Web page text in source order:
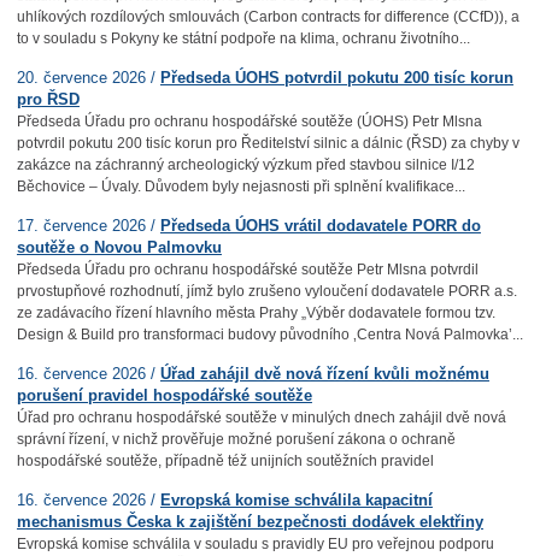
uhlíkových rozdílových smlouvách (Carbon contracts for difference (CCfD)), a
to v souladu s Pokyny ke státní podpoře na klima, ochranu životního...
20. července 2026 / Předseda ÚOHS potvrdil pokutu 200 tisíc korun
pro ŘSD
Předseda Úřadu pro ochranu hospodářské soutěže (ÚOHS) Petr Mlsna
potvrdil pokutu 200 tisíc korun pro Ředitelství silnic a dálnic (ŘSD) za chyby v
zakázce na záchranný archeologický výzkum před stavbou silnice I/12
Běchovice – Úvaly. Důvodem byly nejasnosti při splnění kvalifikace...
17. července 2026 / Předseda ÚOHS vrátil dodavatele PORR do
soutěže o Novou Palmovku
Předseda Úřadu pro ochranu hospodářské soutěže Petr Mlsna potvrdil
prvostupňové rozhodnutí, jímž bylo zrušeno vyloučení dodavatele PORR a.s.
ze zadávacího řízení hlavního města Prahy „Výběr dodavatele formou tzv.
Design & Build pro transformaci budovy původního ‚Centra Nová Palmovka’...
16. července 2026 / Úřad zahájil dvě nová řízení kvůli možnému
porušení pravidel hospodářské soutěže
Úřad pro ochranu hospodářské soutěže v minulých dnech zahájil dvě nová
správní řízení, v nichž prověřuje možné porušení zákona o ochraně
hospodářské soutěže, případně též unijních soutěžních pravidel
16. července 2026 / Evropská komise schválila kapacitní
mechanismus Česka k zajištění bezpečnosti dodávek elektřiny
Evropská komise schválila v souladu s pravidly EU pro veřejnou podporu